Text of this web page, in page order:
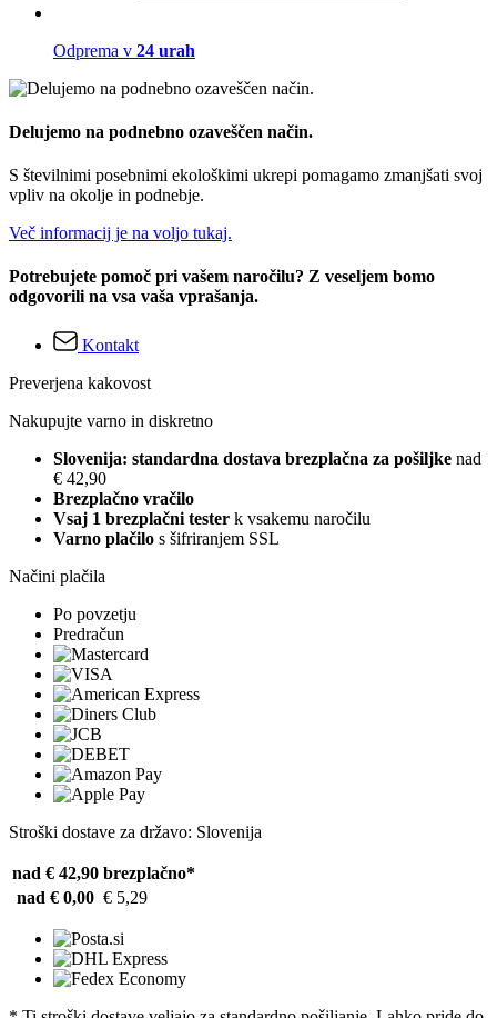
Odprema v 24 urah
Delujemo na podnebno ozaveščen način.
S številnimi posebnimi ekološkimi ukrepi pomagamo zmanjšati svoj
vpliv na okolje in podnebje.
Več informacij je na voljo tukaj.
Potrebujete pomoč pri vašem naročilu? Z veseljem bomo
odgovorili na vsa vaša vprašanja.
Kontakt
Preverjena kakovost
Nakupujte varno in diskretno
Slovenija: standardna dostava brezplačna za pošiljke nad
€ 42,90
Brezplačno vračilo
Vsaj 1 brezplačni tester k vsakemu naročilu
Varno plačilo s šifriranjem SSL
Načini plačila
Po povzetju
Predračun
Stroški dostave za državo: Slovenija
nad € 42,90 brezplačno*
nad € 0,00 € 5,29